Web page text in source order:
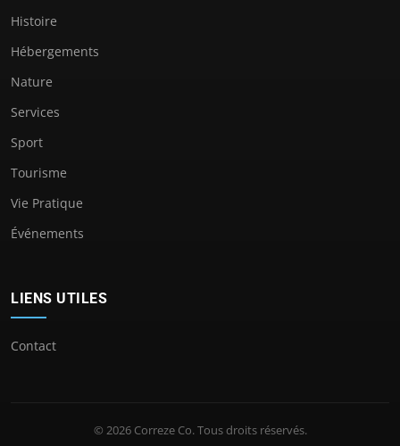
Histoire
Hébergements
Nature
Services
Sport
Tourisme
Vie Pratique
Événements
LIENS UTILES
Contact
© 2026 Correze Co. Tous droits réservés.